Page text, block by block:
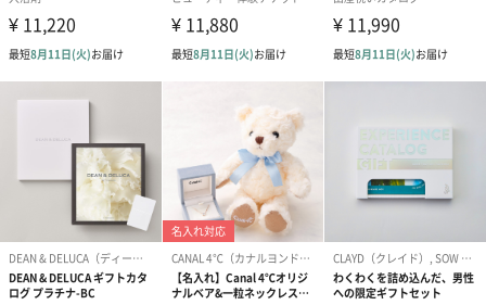
スキンケアグッズを同梱してお届けします。
ハンドクリーム3本セッ
ト【ありがとう】
（1,100円）
シャワージェル＆ハン
ドクリーム（ピンクグ
レープフルーツ）
（2,145円）
ドクリーム（
ッシュローズ
円）